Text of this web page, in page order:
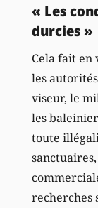
« Les
durcies »
Cela fait en
les
viseur, le
les
toute
recherches